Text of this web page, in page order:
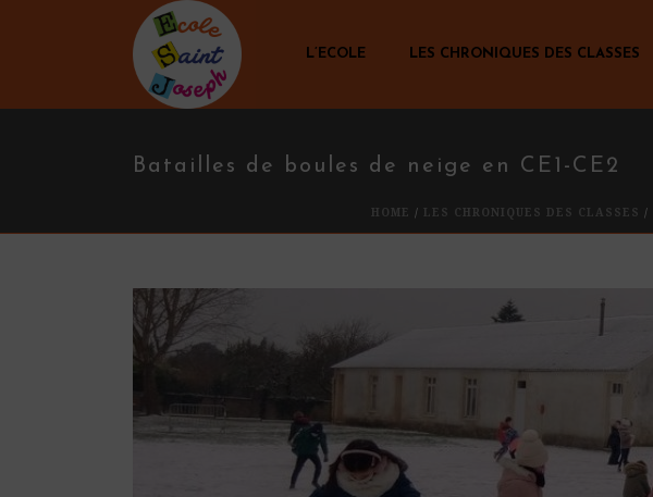
L’ECOLE LES CHRONIQUES DES CLASSES
Batailles de boules de neige en CE1-CE2
HOME / LES CHRONIQUES DES CLASSES /